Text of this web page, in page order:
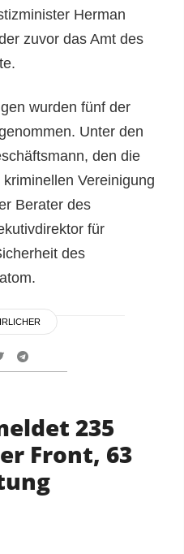
Herman
zuvor das Amt des
wurden fünf der
Unter den
den die
Vereinigung
Berater des
für
des
235
Front, 63